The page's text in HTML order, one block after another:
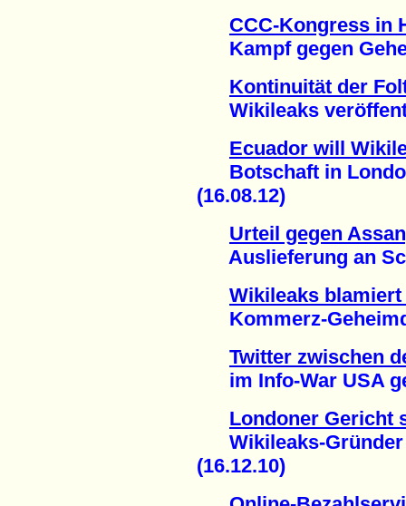
CCC-Kongress in
Kampf gegen
Kontinuität der
Wikileaks
Ecuador will
Botschaft in
(16.08.12)
Urteil gegen
Auslieferung an
Wikileaks
Kommerz-
Twitter zwischen
im Info-War USA
Londoner Gericht
Wikileaks-Gründer
(16.12.10)